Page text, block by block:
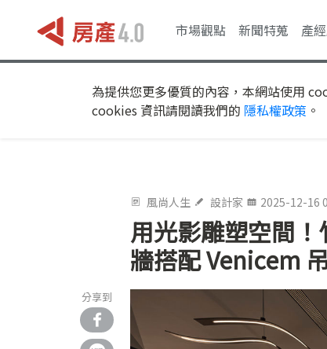
市場觀點 新聞特蒐 產
為提供您更多優質的內容，本網站使用
cookies 資訊請閱讀我們的 隱私權政策 。
風尚人生 設計家 2025-12-16
用光影雕塑空間
牆搭配 Venicem
分享到